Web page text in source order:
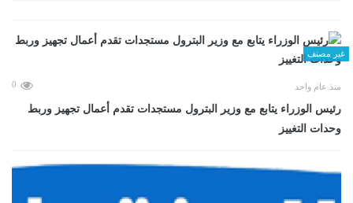
غير مصنف
منذ عام واحد 0
رئيس الوزراء يتابع مع وزير البترول مستجدات تقدم أعمال تجهيز وربط
وحدات التغييز